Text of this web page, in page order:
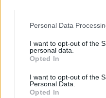
Personal Data
I want to opt-out of the
personal data.
Opted In
I want to opt-out of the
Personal Data.
Opted In
Η τροφή που
από την